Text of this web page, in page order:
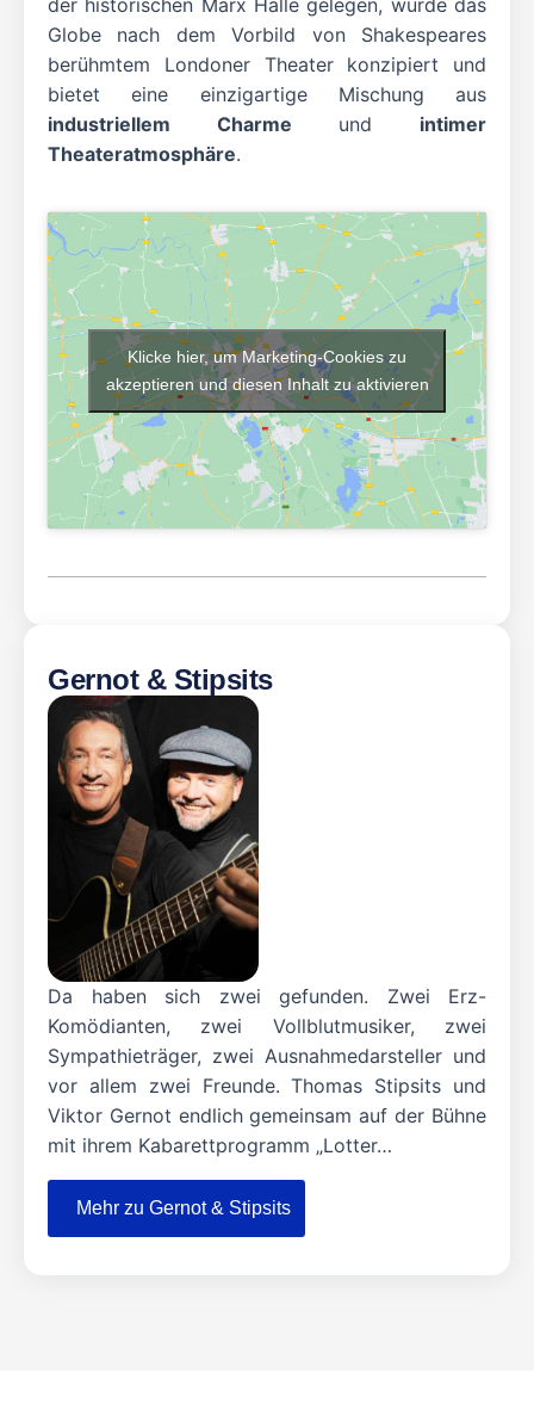
der historischen Marx Halle gelegen, wurde das
Globe nach dem Vorbild von Shakespeares
berühmtem Londoner Theater konzipiert und
bietet eine einzigartige Mischung aus
industriellem Charme und intimer
Theateratmosphäre.
Klicke hier, um Marketing-Cookies zu
akzeptieren und diesen Inhalt zu aktivieren
Gernot & Stipsits
Da haben sich zwei gefunden. Zwei Erz-
Komödianten, zwei Vollblutmusiker, zwei
Sympathieträger, zwei Ausnahmedarsteller und
vor allem zwei Freunde. Thomas Stipsits und
Viktor Gernot endlich gemeinsam auf der Bühne
mit ihrem Kabarettprogramm „Lotter…
Mehr zu Gernot & Stipsits